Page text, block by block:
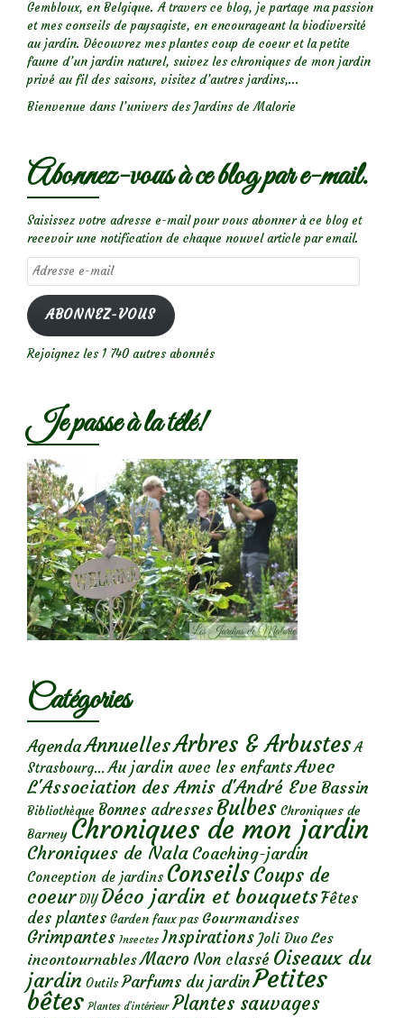
Gembloux, en Belgique. A travers ce blog, je partage ma passion
et mes conseils de paysagiste, en encourageant la biodiversité
au jardin. Découvrez mes plantes coup de coeur et la petite
faune d’un jardin naturel, suivez les chroniques de mon jardin
privé au fil des saisons, visitez d’autres jardins,...
Bienvenue dans l’univers des Jardins de Malorie
Abonnez-vous à ce blog par e-mail.
Saisissez votre adresse e-mail pour vous abonner à ce blog et
recevoir une notification de chaque nouvel article par email.
Adresse
e-
mail
ABONNEZ-VOUS
Rejoignez les 1 740 autres abonnés
Je passe à la télé!
Catégories
AgendaAnnuellesArbres & Arbustes A
Strasbourg... Au jardin avec les enfantsAvec
L'Association des Amis d'André Eve Bassin
Bibliothèque Bonnes adresses Bulbes Chroniques de
Barney Chroniques de mon jardin
Chroniques de Nala Coaching-jardin
Conception de jardins ConseilsCoups de
coeur DIY Déco jardin et bouquetsFêtes
des plantes Garden faux pas Gourmandises
Grimpantes Insectes Inspirations Joli Duo Les
incontournables Macro Non classé Oiseaux du
jardin Outils Parfums du jardinPetites
bêtes Plantes d’intérieur Plantes sauvages